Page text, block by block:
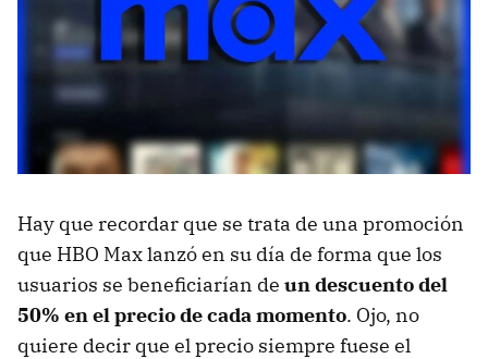
Hay que recordar que se trata de una promoción
que HBO Max lanzó en su día de forma que los
usuarios se beneficiarían de un descuento del
50% en el precio de cada momento. Ojo, no
quiere decir que el precio siempre fuese el